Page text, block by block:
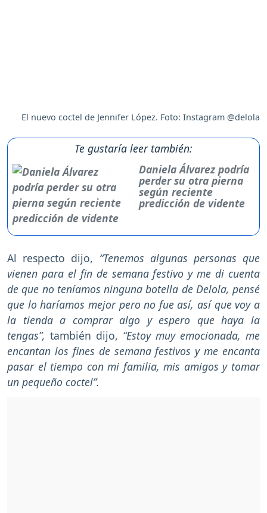
El nuevo coctel de Jennifer López. Foto: Instagram @delola
Te gustaría leer también:
Daniela Álvarez podría
perder su otra pierna
según reciente
predicción de vidente
Al respecto dijo, “Tenemos algunas personas que
vienen para el fin de semana festivo y me di cuenta
de que no teníamos ninguna botella de Delola, pensé
que lo haríamos mejor pero no fue así, así que voy a
la tienda a comprar algo y espero que haya la
tengas”, también dijo, “Estoy muy emocionada, me
encantan los fines de semana festivos y me encanta
pasar el tiempo con mi familia, mis amigos y tomar
un pequeño coctel”.